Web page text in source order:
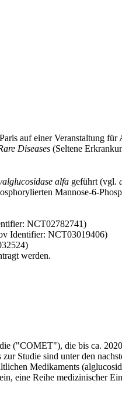
auf einer Veranstaltung für
Diseases (Seltene
alfa geführt (vgl.
Mannose-6-
NCT02782741)
Identifier: NCT03019406)
werden.
("COMET"), die bis ca.
Studie sind unter den
Medikaments
eine Reihe medizinischer